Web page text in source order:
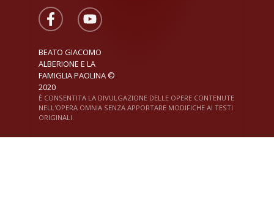
BEATO GIACOMO
ALBERIONE E LA
FAMIGLIA PAOLINA ©
2020
È CONSENTITA LA DIVULGAZIONE DELLE OPERE CONTENUTE
NELL'OPERA OMNIA SENZA APPORTARE MODIFICHE AI TESTI
ORIGINALI.